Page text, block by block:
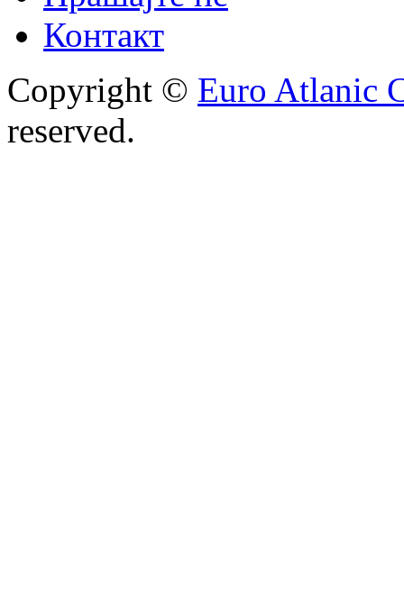
Контакт
Copyright © Euro Atlanic
reserved.